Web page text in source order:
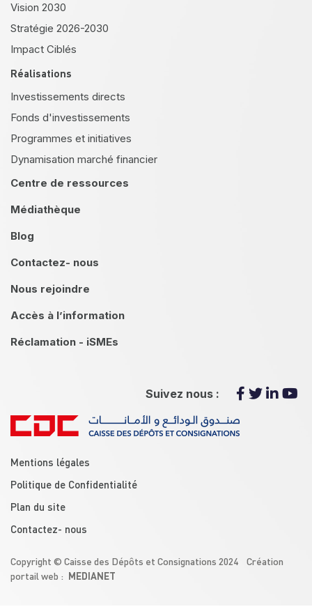
Vision 2030
Stratégie 2026-2030
Impact Ciblés
Réalisations
Investissements directs
Fonds d'investissements
Programmes et initiatives
Dynamisation marché financier
Centre de ressources
Médiathèque
Blog
Contactez- nous
Nous rejoindre
Accès à l’information
Réclamation - iSMEs
Suivez nous :
Mentions légales
Politique de Confidentialité
Plan du site
Contactez- nous
Copyright © Caisse des Dépôts et Consignations 2024 Création
portail web : MEDIANET